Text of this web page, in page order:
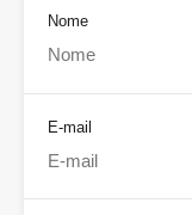
Nome
E-mail